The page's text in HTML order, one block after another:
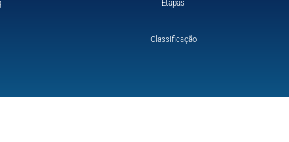
Etapas
Classificação